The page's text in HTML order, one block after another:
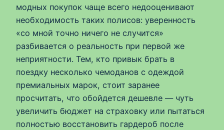
модных покупок чаще всего недооценивают
необходимость таких полисов: уверенность
«со мной точно ничего не случится»
разбивается о реальность при первой же
неприятности. Тем, кто привык брать в
поездку несколько чемоданов с одеждой
премиальных марок, стоит заранее
просчитать, что обойдется дешевле — чуть
увеличить бюджет на страховку или пытаться
полностью восстановить гардероб после